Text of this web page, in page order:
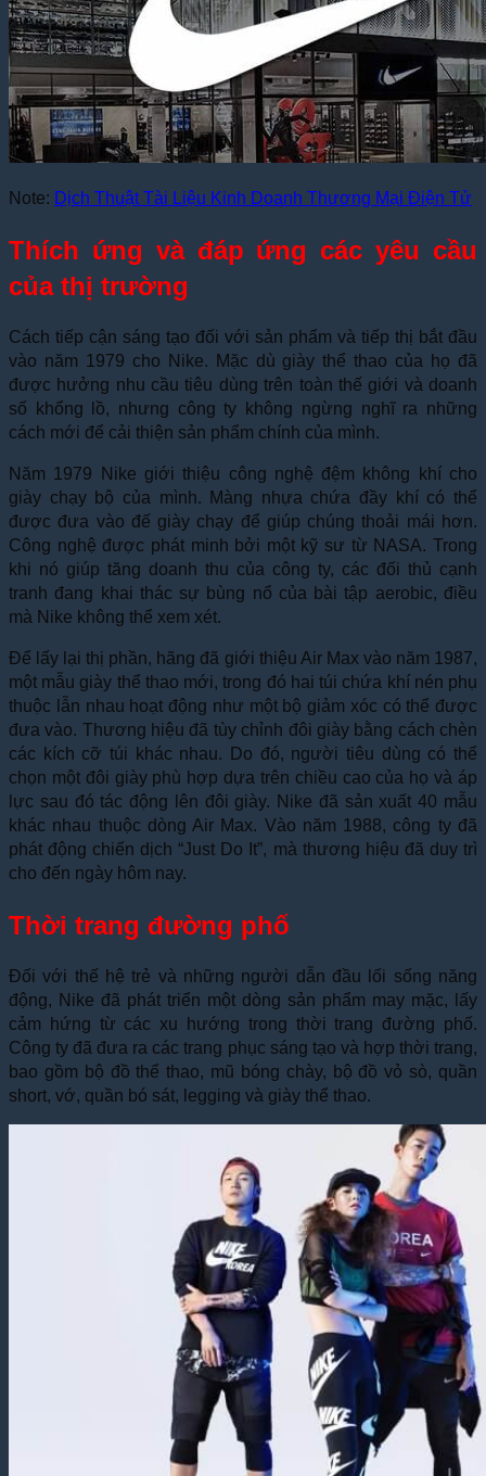
Note: Dịch Thuật Tài Liệu Kinh Doanh Thương Mại Điện Tử
Thích ứng và đáp ứng các yêu cầu
của thị trường
Cách tiếp cận sáng tạo đối với sản phẩm và tiếp thị bắt đầu
vào năm 1979 cho Nike. Mặc dù giày thể thao của họ đã
được hưởng nhu cầu tiêu dùng trên toàn thế giới và doanh
số khổng lồ, nhưng công ty không ngừng nghĩ ra những
cách mới để cải thiện sản phẩm chính của mình.
Năm 1979 Nike giới thiệu công nghệ đệm không khí cho
giày chạy bộ của mình. Màng nhựa chứa đầy khí có thể
được đưa vào đế giày chạy để giúp chúng thoải mái hơn.
Công nghệ được phát minh bởi một kỹ sư từ NASA. Trong
khi nó giúp tăng doanh thu của công ty, các đối thủ cạnh
tranh đang khai thác sự bùng nổ của bài tập aerobic, điều
mà Nike không thể xem xét.
Để lấy lại thị phần, hãng đã giới thiệu Air Max vào năm 1987,
một mẫu giày thể thao mới, trong đó hai túi chứa khí nén phụ
thuộc lẫn nhau hoạt động như một bộ giảm xóc có thể được
đưa vào. Thương hiệu đã tùy chỉnh đôi giày bằng cách chèn
các kích cỡ túi khác nhau. Do đó, người tiêu dùng có thể
chọn một đôi giày phù hợp dựa trên chiều cao của họ và áp
lực sau đó tác động lên đôi giày. Nike đã sản xuất 40 mẫu
khác nhau thuộc dòng Air Max. Vào năm 1988, công ty đã
phát động chiến dịch “Just Do It”, mà thương hiệu đã duy trì
cho đến ngày hôm nay.
Thời trang đường phố
Đối với thế hệ trẻ và những người dẫn đầu lối sống năng
động, Nike đã phát triển một dòng sản phẩm may mặc, lấy
cảm hứng từ các xu hướng trong thời trang đường phố.
Công ty đã đưa ra các trang phục sáng tạo và hợp thời trang,
bao gồm bộ đồ thể thao, mũ bóng chày, bộ đồ vỏ sò, quần
short, vớ, quần bó sát, legging và giày thể thao.